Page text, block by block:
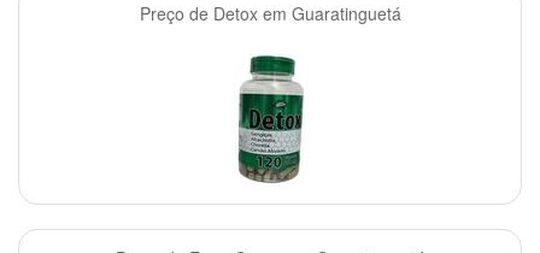
Preço de Detox em Guaratinguetá